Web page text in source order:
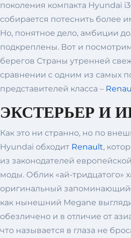
поколения компакта Hyundai
собирается потеснить более
Но, понятное дело, амбиции
подкреплены. Вот и
берегов Страны утренней
сравнении с одним из самых
представителей класса –
ЭКСТЕРЬЕР И
Как это ни странно, но по
Hyundai обходит Renault,
из законодателей
моды. Облик «ай-тридцатого»
оригинальный
как нынешний Megane
обезличено и в отличие от
что называется в глаза не